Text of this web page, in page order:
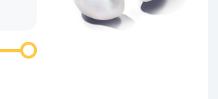
Очки виртуальной реальности